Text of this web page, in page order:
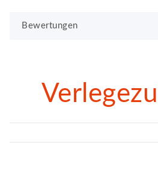
Bewertungen